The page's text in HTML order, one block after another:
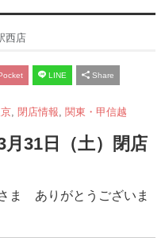
西店
LINE Share
, 閉店情報 関東・甲信越
31日（土）閉店
ありがとうございま